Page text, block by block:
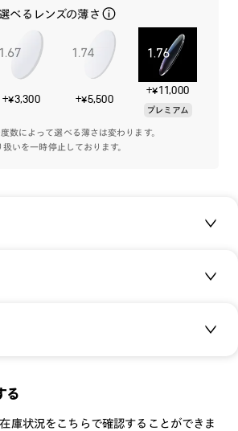
りな玉型です。
術を活かした、こだわりのマットフィニ
消し感が強すぎるため、つや消しの度合
さしさのある塗装に仕上げています。
、裏面をマット加工することで、高級感
演出します。
面から見ても目立ちにくく、すっきりし
った、究極の普遍的なメガネ。
べるレンズの薄さ
+¥3,300 +¥5,500
+¥11,000
プレミアム
数によって選べる薄さは変わります。
いを一時停止しております。
老眼鏡用）
なくなっても、
る
庫状況をこちらで確認することができま